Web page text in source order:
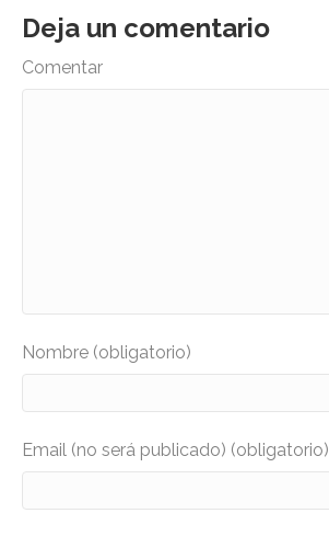
Deja un comentario
Comentar
Nombre (obligatorio)
Email (no será publicado) (obligatorio)